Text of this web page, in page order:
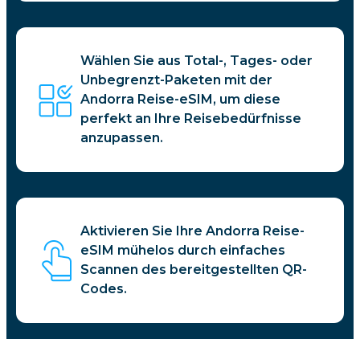
Wählen Sie aus Total-, Tages- oder
Unbegrenzt-Paketen mit der
Andorra Reise-eSIM, um diese
perfekt an Ihre Reisebedürfnisse
anzupassen.
Aktivieren Sie Ihre Andorra Reise-
eSIM mühelos durch einfaches
Scannen des bereitgestellten QR-
Codes.